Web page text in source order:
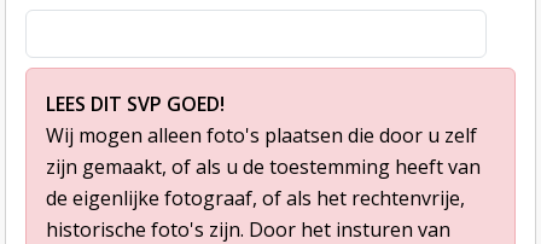
LEES DIT SVP GOED!
Wij mogen alleen foto's plaatsen die door u zelf
zijn gemaakt, of als u de toestemming heeft van
de eigenlijke fotograaf, of als het rechtenvrije,
historische foto's zijn. Door het insturen van